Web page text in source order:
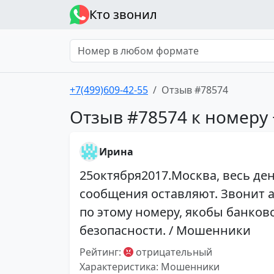
Кто звонил
+7(499)609-42-55 Отзыв #78574
Отзыв #78574 к номеру
Ирина
25октября2017.Москва, весь
сообщения оставляют. Звонит
по этому номеру, якобы
безопасности. / Мошенники
Рейтинг:
отрицательный
Характеристика: Мошенники